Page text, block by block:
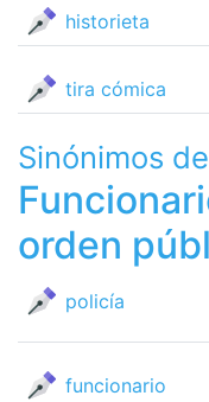
historieta
tira cómica
Sinónimos
orden
policía
funcionario